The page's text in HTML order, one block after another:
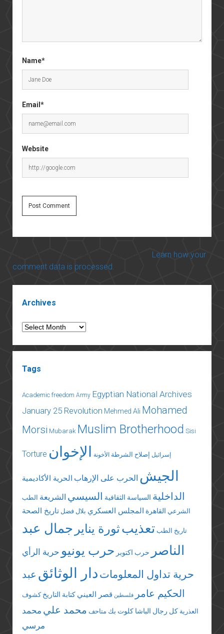
Name*
Email*
Website
Learn how your
comment data is processed.
Archives
Archives
Tags
Academic freedom Army Egyptian National Archives
January 25 Revolution Mehmed Ali Mohamed
Morsi Mubarak Muslim Brotherhood Sisi
Torture إسرائيل إصلاح الشرطة الأخونة الإخوان
الجيش الحرب على الإرهاب الحرية الأكاديمية
الداخلية السياسة الثقافية السيسي الشريعة الطب
الشرعي القاهرة المجلس العسكري بلال فضل تاريخ الصحة
تاريخ الطب تعذيبثورة يناير جمال عبد
الناصر
حرب اكتوبر حرب يونيو حرية الرأي
حرية تداول المعلومات دار الوثائق عبد
الحكيم عامر
فلسطين قصر العيني كتابة التاريخ كشوف
العذرية كل رجال الباشا كلوت بك متاحف محمد علي محمد
مرسي